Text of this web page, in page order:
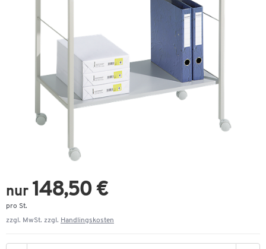
nur 148,50 €
pro St.
zzgl. MwSt. zzgl. Handlingskosten